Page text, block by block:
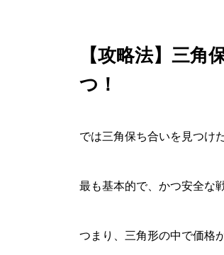
【攻略法】三
つ！
では三角保ち合いを見つけ
最も基本的で、かつ安全な
つまり、三角形の中で価格